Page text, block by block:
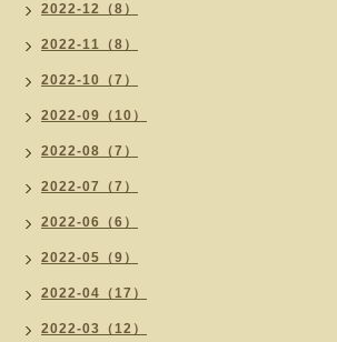
2022-12（8）
2022-11（8）
2022-10（7）
2022-09（10）
2022-08（7）
2022-07（7）
2022-06（6）
2022-05（9）
2022-04（17）
2022-03（12）